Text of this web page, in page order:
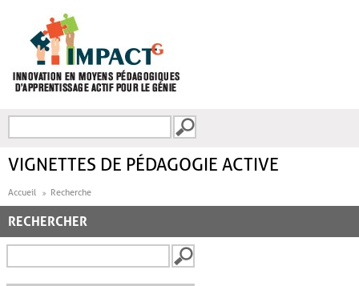
FORMULAIRE DE
VIGNETTES DE PÉDAGOGIE ACTIVE
Accueil Recherche
RECHERCHER